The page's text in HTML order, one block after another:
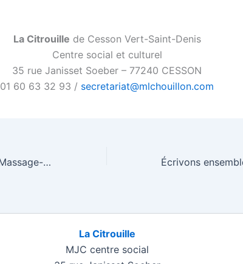
La Citrouille de Cesson Vert-Saint-Denis
Centre social et culturel
35 rue Janisset Soeber – 77240 CESSON
01 60 63 32 93 / secretariat@mlchouillon.com
Ateliers parent-bébé « Massage-bébés »
La Citrouille
MJC centre social